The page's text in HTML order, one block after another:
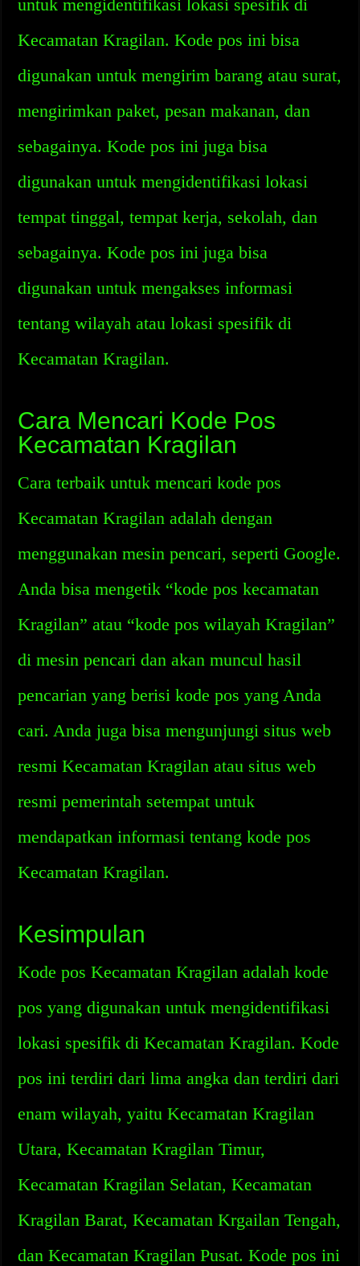
untuk mengidentifikasi lokasi spesifik di
Kecamatan Kragilan. Kode pos ini bisa
digunakan untuk mengirim barang atau surat,
mengirimkan paket, pesan makanan, dan
sebagainya. Kode pos ini juga bisa
digunakan untuk mengidentifikasi lokasi
tempat tinggal, tempat kerja, sekolah, dan
sebagainya. Kode pos ini juga bisa
digunakan untuk mengakses informasi
tentang wilayah atau lokasi spesifik di
Kecamatan Kragilan.
Cara Mencari Kode Pos
Kecamatan Kragilan
Cara terbaik untuk mencari kode pos
Kecamatan Kragilan adalah dengan
menggunakan mesin pencari, seperti Google.
Anda bisa mengetik “kode pos kecamatan
Kragilan” atau “kode pos wilayah Kragilan”
di mesin pencari dan akan muncul hasil
pencarian yang berisi kode pos yang Anda
cari. Anda juga bisa mengunjungi situs web
resmi Kecamatan Kragilan atau situs web
resmi pemerintah setempat untuk
mendapatkan informasi tentang kode pos
Kecamatan Kragilan.
Kesimpulan
Kode pos Kecamatan Kragilan adalah kode
pos yang digunakan untuk mengidentifikasi
lokasi spesifik di Kecamatan Kragilan. Kode
pos ini terdiri dari lima angka dan terdiri dari
enam wilayah, yaitu Kecamatan Kragilan
Utara, Kecamatan Kragilan Timur,
Kecamatan Kragilan Selatan, Kecamatan
Kragilan Barat, Kecamatan Krgailan Tengah,
dan Kecamatan Kragilan Pusat. Kode pos ini